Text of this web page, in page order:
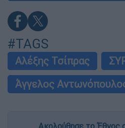
#TAGS
Αλέξης Τσίπρας
Άγγελος